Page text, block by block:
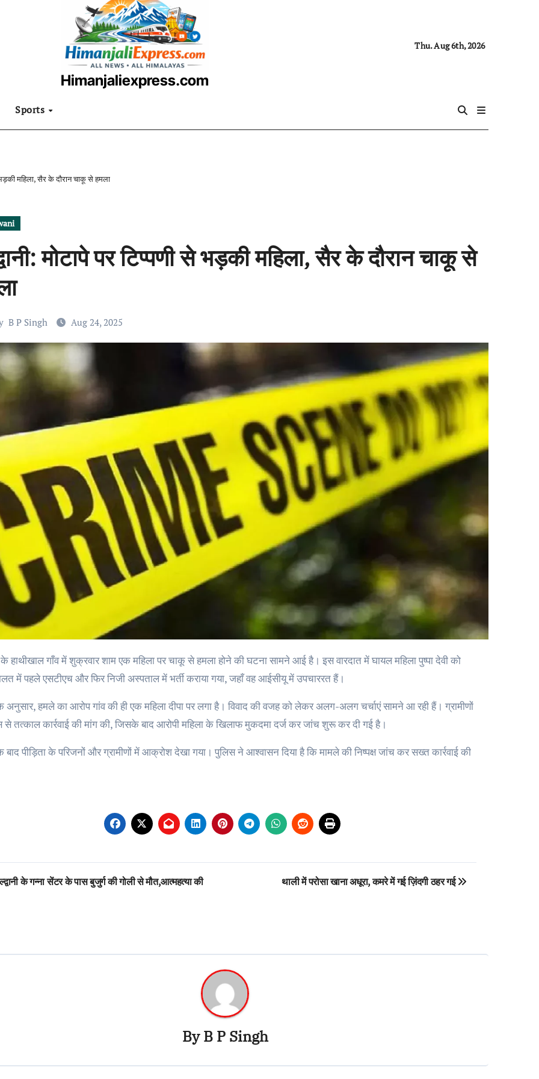
Himanjaliexpress.com
Thu. Aug 6th, 2026
Sports
भड़की महिला, सैर के दौरान चाकू से हमला
मोटापे पर टिप्पणी से भड़की महिला, सैर के दौरान चाकू से
B P Singh Aug 24, 2025
में पहले एसटीएच और फिर निजी अस्पताल में भर्ती कराया गया, जहाँ वह आईसीयू में उपचाररत हैं।
अनुसार, हमले का आरोप गांव की ही एक महिला दीपा पर लगा है। विवाद की वजह को लेकर अलग-अलग चर्चाएं सामने आ रही हैं। ग्रामीणों
से तत्काल कार्रवाई की मांग की, जिसके बाद आरोपी महिला के खिलाफ मुकदमा दर्ज कर जांच शुरू कर दी गई है।
पीड़िता के परिजनों और ग्रामीणों में आक्रोश देखा गया। पुलिस ने आश्वासन दिया है कि मामले की निष्पक्ष जांच कर सख्त कार्रवाई की
के गन्ना सेंटर के पास बुजुर्ग की गोली से मौत,आत्महत्या की थाली में परोसा खाना अधूरा, कमरे में गई ज़िंदगी ठहर गई
ByB P Singh